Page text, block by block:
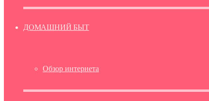
ДОМАШНИЙ БЫТ
Обзор интернета